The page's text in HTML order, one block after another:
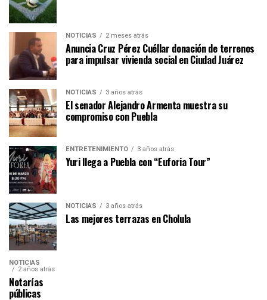
NOTICIAS 2 meses atrás
Anuncia Cruz Pérez Cuéllar donación de terrenos
para impulsar vivienda social en Ciudad Juárez
NOTICIAS 3 años atrás
El senador Alejandro Armenta muestra su
compromiso con Puebla
ENTRETENIMIENTO 3 años atrás
Yuri llega a Puebla con “Euforia Tour”
NOTICIAS 3 años atrás
Las mejores terrazas en Cholula
NOTICIAS
2 años atrás
Notarías
públicas